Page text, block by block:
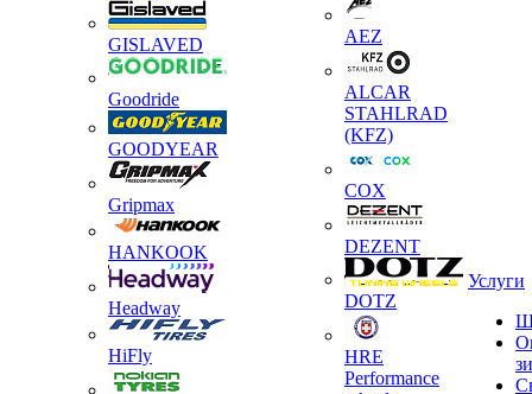
GISLAVED
Goodride
GOODYEAR
Gripmax
HANKOOK
Headway
HiFly
AEZ
ALCAR
STAHLRAD
(KFZ)
COX
DEZENT
DOTZ
HRE
Performance
Услуги